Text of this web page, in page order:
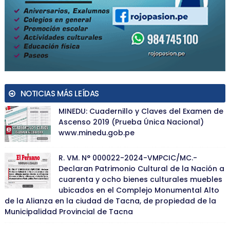
NOTICIAS MÁS LEÍDAS
MINEDU: Cuadernillo y Claves del Examen de
Ascenso 2019 (Prueba Única Nacional)
www.minedu.gob.pe
R. VM. N° 000022-2024-VMPCIC/MC.-
Declaran Patrimonio Cultural de la Nación a
cuarenta y ocho bienes culturales muebles
ubicados en el Complejo Monumental Alto
de la Alianza en la ciudad de Tacna, de propiedad de la
Municipalidad Provincial de Tacna